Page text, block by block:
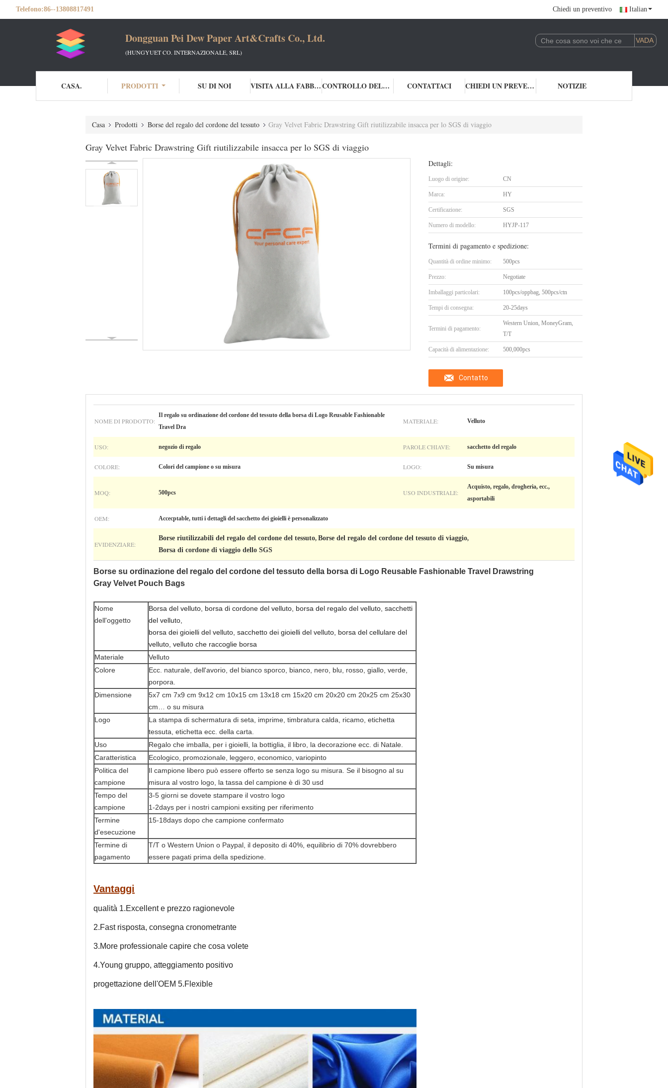
Telefono:86--13808817491 Chiedi un preventivo Italian
Dongguan Pei Dew Paper Art&Crafts Co., Ltd.
(HUNGYUET CO. INTERNAZIONALE, SRL)
CASA. PRODOTTI SU DI NOI VISITA ALLA FABBRICA CONTROLLO DELLA QUALITÀ CONTATTACI CHIEDI UN PREVENTIVO NOTIZIE
Casa Prodotti Borse del regalo del cordone del tessuto Gray Velvet Fabric Drawstring Gift riutilizzabile insacca per lo SGS di viaggio
Gray Velvet Fabric Drawstring Gift riutilizzabile insacca per lo SGS di viaggio
Dettagli:
Luogo di origine: CN
Marca: HY
Certificazione: SGS
Numero di modello: HYJP-117
Termini di pagamento e spedizione:
Quantità di ordine minimo: 500pcs
Prezzo: Negotiate
Imballaggi particolari: 100pcs/oppbag, 500pcs/ctn
Tempi di consegna: 20-25days
Termini di pagamento:
Western Union, MoneyGram,
T/T
Capacità di alimentazione: 500,000pcs
Contatto
NOME DI PRODOTTO:
Il regalo su ordinazione del cordone del tessuto della borsa di Logo Reusable Fashionable
Travel Dra
MATERIALE: Velluto
USO: negozio di regalo PAROLE CHIAVE: sacchetto del regalo
COLORE: Colori del campione o su misura LOGO: Su misura
MOQ: 500pcs USO INDUSTRIALE:
Acquisto, regalo, drogheria, ecc.,
asportabili
OEM: Accecptable, tutti i dettagli del sacchetto dei gioielli è personalizzato
EVIDENZIARE:
Borse riutilizzabili del regalo del cordone del tessuto, Borse del regalo del cordone del tessuto di viaggio,
Borsa di cordone di viaggio dello SGS
Borse su ordinazione del regalo del cordone del tessuto della borsa di Logo Reusable Fashionable Travel Drawstring
Gray Velvet Pouch Bags
Nome
dell'oggetto
Borsa del velluto, borsa di cordone del velluto, borsa del regalo del velluto, sacchetti
del velluto,
borsa dei gioielli del velluto, sacchetto dei gioielli del velluto, borsa del cellulare del
velluto, velluto che raccoglie borsa
Materiale
Velluto
Colore
Ecc. naturale, dell'avorio, del bianco sporco, bianco, nero, blu, rosso, giallo, verde,
porpora.
Dimensione
5x7 cm 7x9 cm 9x12 cm 10x15 cm 13x18 cm 15x20 cm 20x20 cm 20x25 cm 25x30
cm… o su misura
Logo
La stampa di schermatura di seta, imprime, timbratura calda, ricamo, etichetta
tessuta, etichetta ecc. della carta.
Uso
Regalo che imballa, per i gioielli, la bottiglia, il libro, la decorazione ecc. di Natale.
Caratteristica
Ecologico, promozionale, leggero, economico, variopinto
Politica del
campione
Il campione libero può essere offerto se senza logo su misura. Se il bisogno al su
misura al vostro logo, la tassa del campione è di 30 usd
Tempo del
campione
3-5 giorni se dovete stampare il vostro logo
1-2days per i nostri campioni exsiting per riferimento
Termine
d'esecuzione
15-18days dopo che campione confermato
Termine di
pagamento
T/T o Western Union o Paypal, il deposito di 40%, equilibrio di 70% dovrebbero
essere pagati prima della spedizione.
Vantaggi
qualità 1.Excellent e prezzo ragionevole
2.Fast risposta, consegna cronometrante
3.More professionale capire che cosa volete
4.Young gruppo, atteggiamento positivo
progettazione dell'OEM 5.Flexible